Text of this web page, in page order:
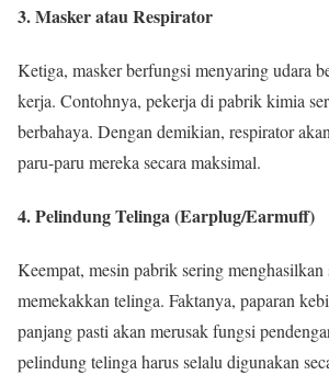
3. Masker atau Respirator
Ketiga, masker berfungsi menyaring udara
kerja. Contohnya, pekerja di pabrik kimia
berbahaya. Dengan demikian, respirator
paru-paru mereka secara maksimal.
4. Pelindung Telinga (Earplug/Earmuff)
Keempat, mesin pabrik sering
memekakkan telinga. Faktanya, paparan
panjang pasti akan merusak fungsi
pelindung telinga harus selalu digunakan